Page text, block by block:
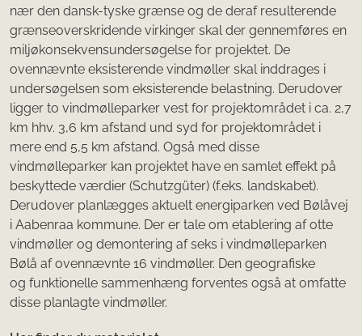
nær den dansk-tyske grænse og de deraf resulterende
grænseoverskridende virkinger skal der gennemføres en
miljøkonsekvensundersøgelse for projektet. De
ovennævnte eksisterende vindmøller skal inddrages i
undersøgelsen som eksisterende belastning. Derudover
ligger to vindmølleparker vest for projektområdet i ca. 2,7
km hhv. 3,6 km afstand und syd for projektområdet i
mere end 5,5 km afstand. Også med disse
vindmølleparker kan projektet have en samlet effekt på
beskyttede værdier (Schutzgüter) (f.eks. landskabet).
Derudover planlægges aktuelt energiparken ved Bølåvej
i Aabenraa kommune. Der er tale om etablering af otte
vindmøller og demontering af seks i vindmølleparken
Bølå af ovennævnte 16 vindmøller. Den geografiske
og funktionelle sammenhæng forventes også at omfatte
disse planlagte vindmøller.